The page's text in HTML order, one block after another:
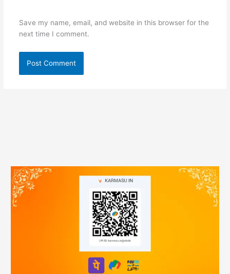
Save my name, email, and website in this browser for the
next time I comment.